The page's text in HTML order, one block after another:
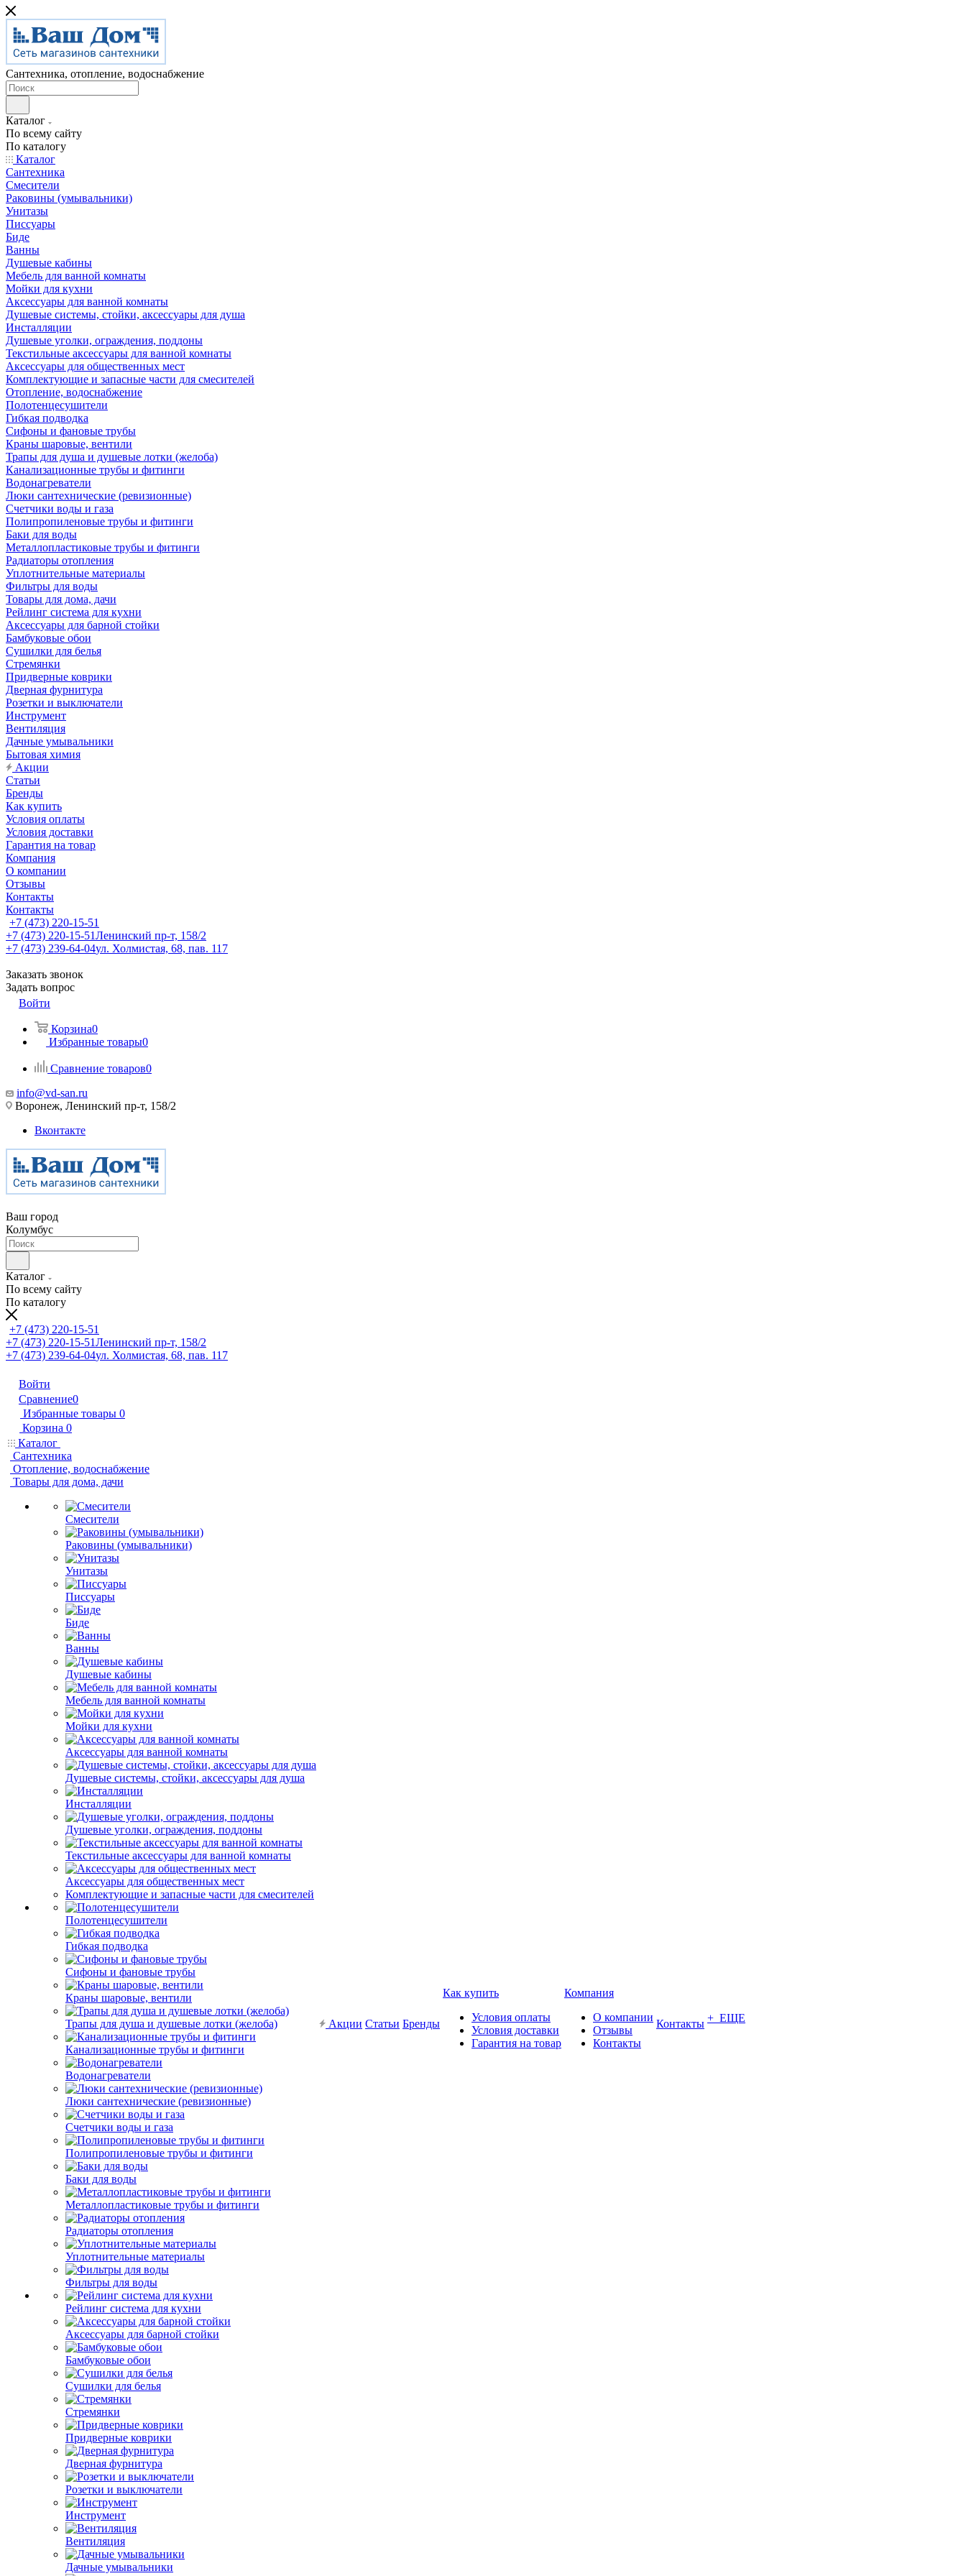
Сантехника, отопление, водоснабжение
Каталог
По всему сайту
По каталогу
Каталог
Сантехника
Смесители
Раковины (умывальники)
Унитазы
Писсуары
Биде
Ванны
Душевые кабины
Мебель для ванной комнаты
Мойки для кухни
Аксессуары для ванной комнаты
Душевые системы, стойки, аксессуары для душа
Инсталляции
Душевые уголки, ограждения, поддоны
Текстильные аксессуары для ванной комнаты
Аксессуары для общественных мест
Комплектующие и запасные части для смесителей
Отопление, водоснабжение
Полотенцесушители
Гибкая подводка
Сифоны и фановые трубы
Краны шаровые, вентили
Трапы для душа и душевые лотки (желоба)
Канализационные трубы и фитинги
Водонагреватели
Люки сантехнические (ревизионные)
Счетчики воды и газа
Полипропиленовые трубы и фитинги
Баки для воды
Металлопластиковые трубы и фитинги
Радиаторы отопления
Уплотнительные материалы
Фильтры для воды
Товары для дома, дачи
Рейлинг система для кухни
Аксессуары для барной стойки
Бамбуковые обои
Сушилки для белья
Стремянки
Придверные коврики
Дверная фурнитура
Розетки и выключатели
Инструмент
Вентиляция
Дачные умывальники
Бытовая химия
Акции
Статьи
Бренды
Как купить
Условия оплаты
Условия доставки
Гарантия на товар
Компания
О компании
Отзывы
Контакты
Контакты
+7 (473) 220-15-51
+7 (473) 220-15-51Ленинский пр-т, 158/2
+7 (473) 239-64-04ул. Холмистая, 68, пав. 117
Заказать звонок
Задать вопрос
Войти
Корзина0
Избранные товары0
Сравнение товаров0
info@vd-san.ru
Воронеж, Ленинский пр-т, 158/2
Вконтакте
Ваш город
Колумбус
Каталог
По всему сайту
По каталогу
+7 (473) 220-15-51
+7 (473) 220-15-51Ленинский пр-т, 158/2
+7 (473) 239-64-04ул. Холмистая, 68, пав. 117
Войти
Сравнение0
Избранные товары 0
Корзина 0
Каталог
Сантехника
Отопление, водоснабжение
Товары для дома, дачи
Смесители
Раковины (умывальники)
Унитазы
Писсуары
Биде
Ванны
Душевые кабины
Мебель для ванной комнаты
Мойки для кухни
Аксессуары для ванной комнаты
Душевые системы, стойки, аксессуары для душа
Инсталляции
Душевые уголки, ограждения, поддоны
Текстильные аксессуары для ванной комнаты
Аксессуары для общественных мест
Комплектующие и запасные части для смесителей
Полотенцесушители
Гибкая подводка
Сифоны и фановые трубы
Краны шаровые, вентили
Трапы для душа и душевые лотки (желоба)
Канализационные трубы и фитинги
Водонагреватели
Люки сантехнические (ревизионные)
Счетчики воды и газа
Полипропиленовые трубы и фитинги
Баки для воды
Металлопластиковые трубы и фитинги
Радиаторы отопления
Уплотнительные материалы
Фильтры для воды
Рейлинг система для кухни
Аксессуары для барной стойки
Бамбуковые обои
Сушилки для белья
Стремянки
Придверные коврики
Дверная фурнитура
Розетки и выключатели
Инструмент
Вентиляция
Дачные умывальники
Акции Статьи Бренды
Как купить
Условия оплаты
Условия доставки
Гарантия на товар
Компания
О компании
Отзывы
Контакты
Контакты + ЕЩЕ